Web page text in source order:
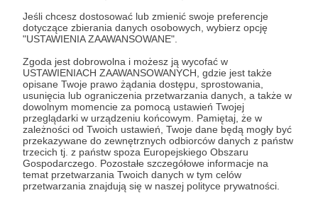
Jeśli chcesz dostosować lub zmienić swoje preferencje
dotyczące zbierania danych osobowych, wybierz opcję
"USTAWIENIA ZAAWANSOWANE".
Zgoda jest dobrowolna i możesz ją wycofać w
USTAWIENIACH ZAAWANSOWANYCH, gdzie jest także
opisane Twoje prawo żądania dostępu, sprostowania,
usunięcia lub ograniczenia przetwarzania danych, a także w
dowolnym momencie za pomocą ustawień Twojej
przeglądarki w urządzeniu końcowym. Pamiętaj, że w
zależności od Twoich ustawień, Twoje dane będą mogły być
przekazywane do zewnętrznych odbiorców danych z państw
trzecich tj. z państw spoza Europejskiego Obszaru
Gospodarczego. Pozostałe szczegółowe informacje na
temat przetwarzania Twoich danych w tym celów
przetwarzania znajdują się w naszej polityce prywatności.
Jeżeli zechcesz Twoje imię i nazwisko lub nick
zostanie umieszczone w filmach na YouTubie.
podziękowania, bo uważam, że warto promować
wszystkich tych, którzy tak chętnie wspierają
twórców w ich codziennej pracy.
Oczywiście oprócz tego, wspierając mnie na tym
poziomie, dostajesz wszystko to, co oferują
powyższe progi: 5, 10 i 20.